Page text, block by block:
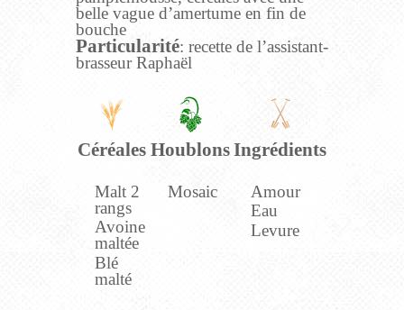
belle vague d’amertume en fin de
bouche
Particularité: recette de l’assistant-
brasseur Raphaël
Céréales
Malt 2
rangs
Avoine
maltée
Blé
malté
Houblons
Mosaic
Ingrédients
Amour
Eau
Levure